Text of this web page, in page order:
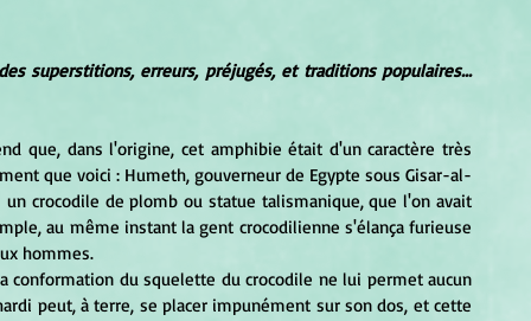
Dictionnaire des superstitions, erreurs, préjugés, et traditions populaires...
que, dans l'origine, cet amphibie était d'un caractère très
que voici : Humeth, gouverneur de Egypte sous Gisar-al-
crocodile de plomb ou statue talismanique, que l'on avait
au même instant la gent crocodilienne s'élança furieuse
hommes.
peut, à terre, se placer impunément sur son dos, et cette